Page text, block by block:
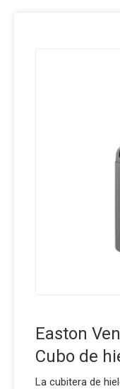
Easton
Cubo de
La cubitera de